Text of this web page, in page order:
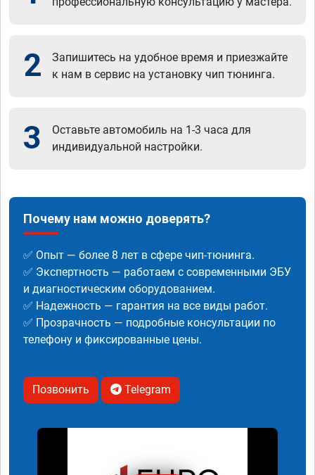
2
Запишитесь на удобное время и приезжайте
к нам в сервис на установку чип тюнинга.
3
Оставьте автомобиль на 1-3 часа для
индивидуальной настройки.
Почему нам можно доверять?
✅ Опыт — более 8 лет в сфере чип-тюнинга.
✅ Экспертность — работаем с современными ЭБУ
и диагностическим оборудованием.
✅ Надежность — гарантия на все виды работ.
✅ Прозрачность — подробные консультации по
телефону и фиксированные цены.
Позвонить Telegram